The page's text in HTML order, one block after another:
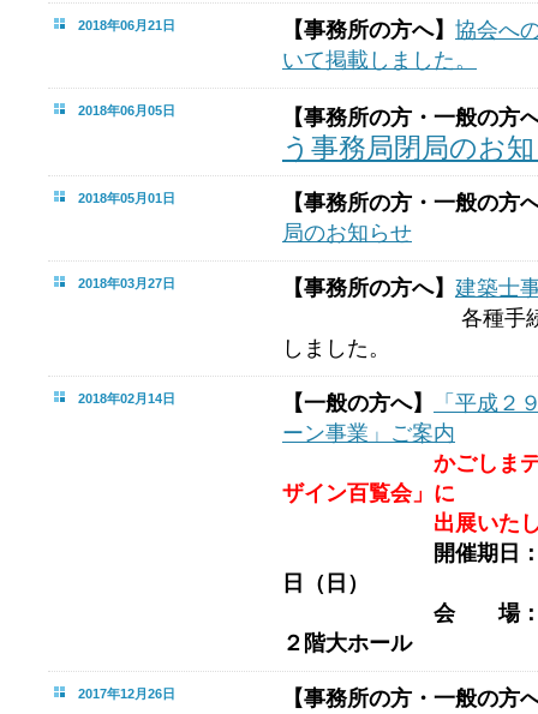
2018年06月21日 【事務所の方へ】 協会へ
いて掲載しました。
2018年06月05日 【事務所の方・一般の方
う事務局閉局のお
2018年05月01日
【事務所の方・一般の方
局のお知らせ
2018年03月27日 【事務所の方へ】 建築士
各種手続きにお
しました。
2018年02月14日 【一般の方へ】
「平成２
ーン事業」ご案内
かごしまデザイ
ザイン百覧会」に
出展いたしま
開催期日：2018
日（日）
会 場：かごし
２階大ホール
2017年12月26日
【事務所の方・一般の方